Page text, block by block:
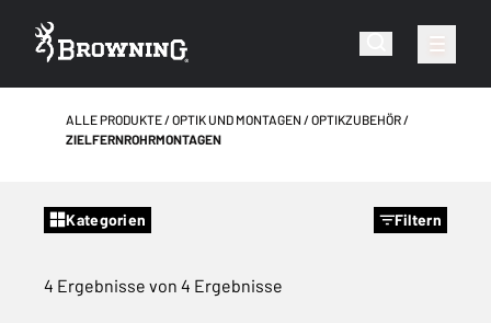
ALLE PRODUKTE OPTIK UND MONTAGEN
OPTIKZUBEHÖR
ZIELFERNROHRMONTAGEN
Kategorien Filtern
4 Ergebnisse von 4 Ergebnisse